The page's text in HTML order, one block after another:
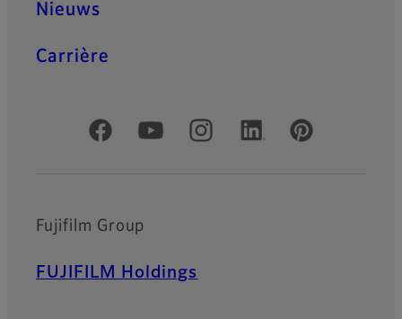
Nieuws
Carrière
Officiële sociale media
Fujifilm Group
FUJIFILM Holdings